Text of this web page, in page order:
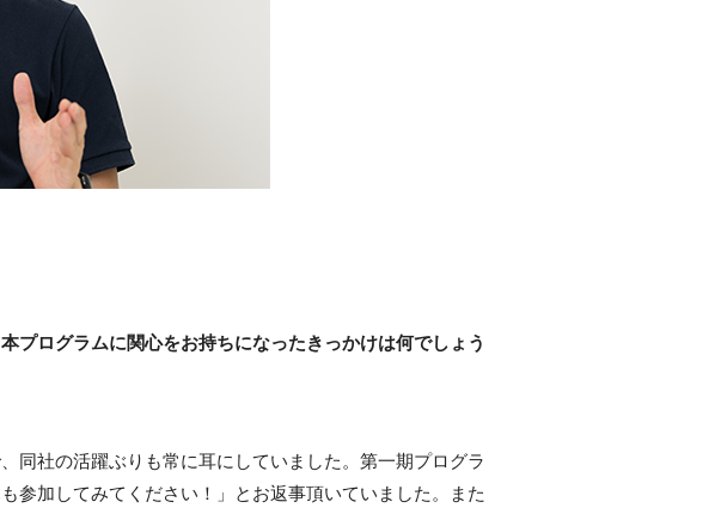
ログラムに関心をお持ちになったきっかけは何でしょう
同社の活躍ぶりも常に耳にしていました。第一期プログラ
参加してみてください！」とお返事頂いていました。また